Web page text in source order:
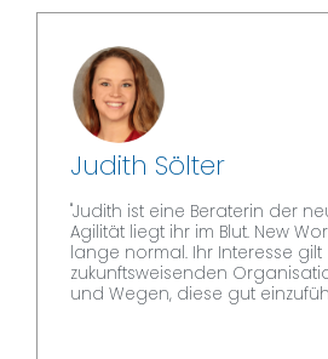
Judith Sölter
"Judith ist eine Beraterin der
Agilität liegt ihr im Blut. New
lange normal. Ihr Interesse gilt
zukunftsweisenden
und Wegen, diese gut